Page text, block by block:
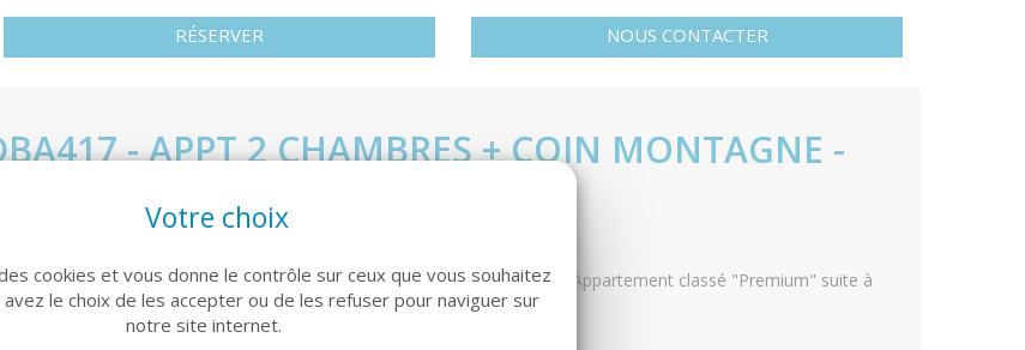
RÉSERVER NOUS CONTACTER
- APPT 2 CHAMBRES + COIN MONTAGNE -
Grand appartement pour 6/8 personnes avec balcon exposé Sud - Ouest Appartement classé "Premium" suite à
des améliorations récentes.
Votre choix
cookies et vous donne le contrôle sur ceux que vous souhaitez
avez le choix de les accepter ou de les refuser pour naviguer sur
notre site internet.